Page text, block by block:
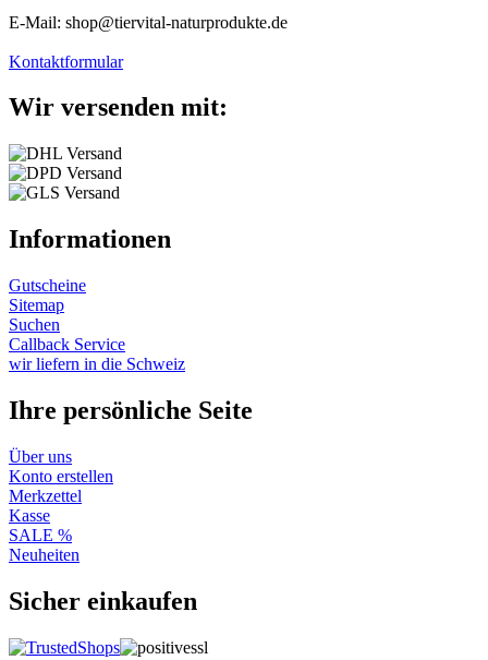
E-Mail: shop@tiervital-naturprodukte.de
Kontaktformular
Wir versenden mit:
Informationen
Gutscheine
Sitemap
Suchen
Callback Service
wir liefern in die Schweiz
Ihre persönliche Seite
Über uns
Konto erstellen
Merkzettel
Kasse
SALE %
Neuheiten
Sicher einkaufen